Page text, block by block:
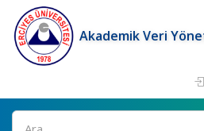
Akademik Veri
Ara